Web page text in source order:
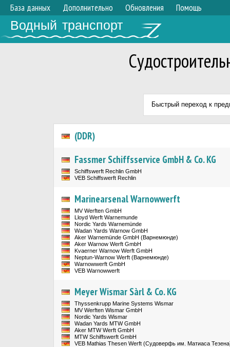
База данных Дополнительно Обновления Помощь
Водный транспорт
Быстрый переход к
(DDR)
Fassmer Schiffsservice GmbH & Co. KG
Schiffswerft Rechlin GmbH
VEB Schiffswerft Rechlin
Marinearsenal Warnowwerft
MV Werften GmbH
Lloyd Werft Warnemunde
Nordic Yards Warnemünde
Wadan Yards Warnow GmbH
Aker Warnemünde GmbH (Варнемюнде)
Aker Warnow Werft GmbH
Kvaerner Warnow Werft GmbH
Neptun-Warnow Werft (Варнемюнде)
Warnowwerft GmbH
VEB Warnowwerft
Meyer Wismar Sàrl & Co. KG
Thyssenkrupp Marine Systems Wismar
MV Werften Wismar GmbH
Nordic Yards Wismar
Wadan Yards MTW GmbH
Aker MTW Werft GmbH
MTW Schiffswerft GmbH
VEB Mathias Thesen Werft (Cудоверфь им. Матиаса